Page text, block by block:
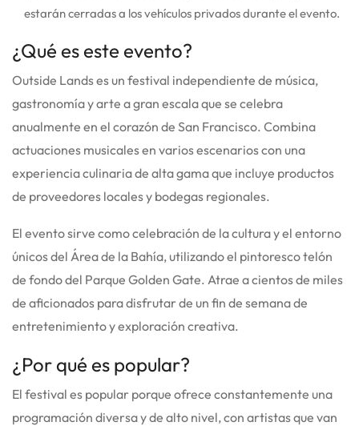
estarán cerradas a los vehículos privados durante el evento.
¿Qué es este evento?
Outside Lands es un festival independiente de música,
gastronomía y arte a gran escala que se celebra
anualmente en el corazón de San Francisco. Combina
actuaciones musicales en varios escenarios con una
experiencia culinaria de alta gama que incluye productos
de proveedores locales y bodegas regionales.
El evento sirve como celebración de la cultura y el entorno
únicos del Área de la Bahía, utilizando el pintoresco telón
de fondo del Parque Golden Gate. Atrae a cientos de miles
de aficionados para disfrutar de un fin de semana de
entretenimiento y exploración creativa.
¿Por qué es popular?
El festival es popular porque ofrece constantemente una
programación diversa y de alto nivel, con artistas que van